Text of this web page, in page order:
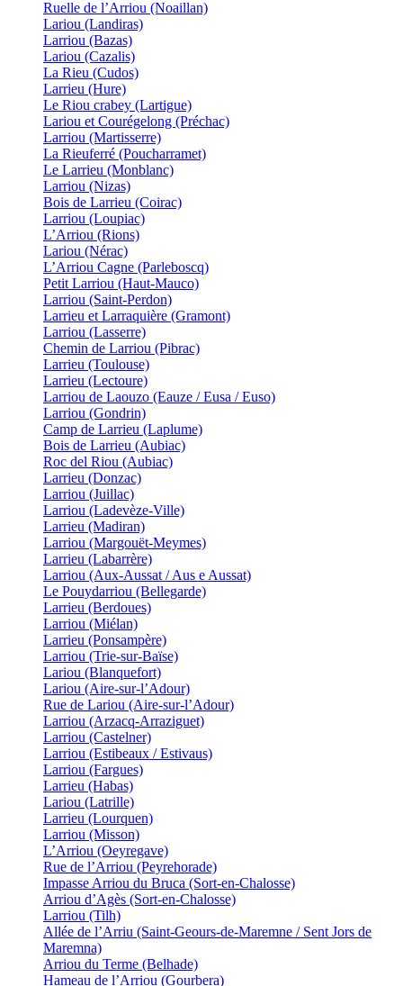
Ruelle de l’Arriou (Noaillan)
Lariou (Landiras)
Larriou (Bazas)
Lariou (Cazalis)
La Rieu (Cudos)
Larrieu (Hure)
Le Riou crabey (Lartigue)
Lariou et Courégelong (Préchac)
Larriou (Martisserre)
La Rieuferré (Poucharramet)
Le Larrieu (Monblanc)
Larriou (Nizas)
Bois de Larrieu (Coirac)
Larriou (Loupiac)
L’Arriou (Rions)
Lariou (Nérac)
L’Arriou Cagne (Parleboscq)
Petit Larriou (Haut-Mauco)
Larriou (Saint-Perdon)
Larrieu et Larraquière (Gramont)
Larriou (Lasserre)
Chemin de Larriou (Pibrac)
Larrieu (Toulouse)
Larrieu (Lectoure)
Larriou de Laouzo (Eauze / Eusa / Euso)
Larriou (Gondrin)
Camp de Larrieu (Laplume)
Bois de Larrieu (Aubiac)
Roc del Riou (Aubiac)
Larrieu (Donzac)
Larriou (Juillac)
Larriou (Ladevèze-Ville)
Larrieu (Madiran)
Larriou (Margouët-Meymes)
Larrieu (Labarrère)
Larriou (Aux-Aussat / Aus e Aussat)
Le Pouydarriou (Bellegarde)
Larrieu (Berdoues)
Larriou (Miélan)
Larrieu (Ponsampère)
Larriou (Trie-sur-Baïse)
Lariou (Blanquefort)
Lariou (Aire-sur-l’Adour)
Rue de Lariou (Aire-sur-l’Adour)
Larriou (Arzacq-Arraziguet)
Larriou (Castelner)
Larriou (Estibeaux / Estivaus)
Larriou (Fargues)
Larrieu (Habas)
Lariou (Latrille)
Larrieu (Lourquen)
Larriou (Misson)
L’Arriou (Oeyregave)
Rue de l’Arriou (Peyrehorade)
Impasse Arriou du Bruca (Sort-en-Chalosse)
Arriou d’Agès (Sort-en-Chalosse)
Larriou (Tilh)
Allée de l’Arriu (Saint-Geours-de-Maremne / Sent Jors de
Maremna)
Arriou du Terme (Belhade)
Hameau de l’Arriou (Gourbera)